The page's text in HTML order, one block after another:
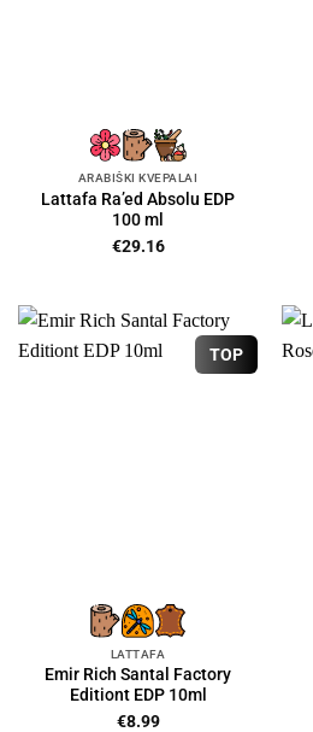
ARABIŠKI KVEPALAI
Lattafa Ra’ed Absolu EDP
100 ml
€29.16
TOP
LATTAFA
Emir Rich Santal Factory
Editiont EDP 10ml
€8.99